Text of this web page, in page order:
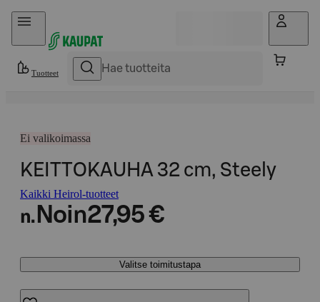
Hyppää sisältöön
Tuotteet
Ei valikoimassa
KEITTOKAUHA 32 cm, Steely
Kaikki Heirol-tuotteet
n. Noin27,95 €
Valitse toimitustapa